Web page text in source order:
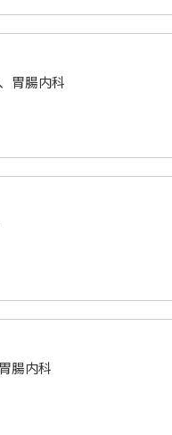
胃腸内科
腸内科